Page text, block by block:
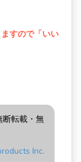
すので「いい
断転載・無
Inc.